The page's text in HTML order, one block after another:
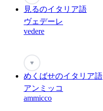
見るのイタリア語
ヴェデーレ
vedere
♥
めくばせのイタリア語
アンミッコ
ammicco